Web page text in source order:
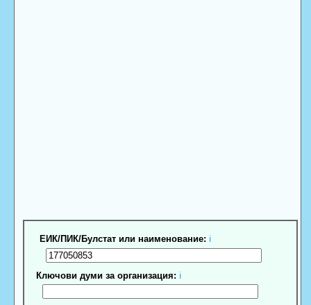
ЕИК/ПИК/Булстат или наименование: ℹ
Ключови думи за организация: ℹ